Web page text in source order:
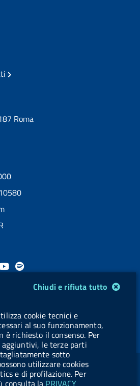
Chiudi e rifiuta tutto
cookie tecnici e
al suo funzionamento,
è richiesto il consenso. Per
le terze parti
sotto
utilizzare cookies
e di profilazione. Per
consulta la PRIVACY
Roma
Y
u
b
e
l
l
.
b
u
t